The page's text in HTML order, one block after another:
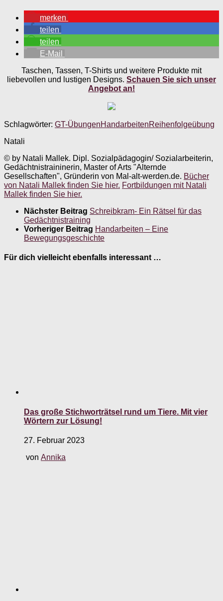
merken
teilen
teilen
E-Mail
Taschen, Tassen, T-Shirts und weitere Produkte mit
liebevollen und lustigen Designs. Schauen Sie sich unser
Angebot an!
Schlagwörter: GT-ÜbungenHandarbeitenReihenfolgeübung
Natali
© by Natali Mallek. Dipl. Sozialpädagogin/ Sozialarbeiterin,
Gedächtnistraininerin, Master of Arts "Alternde
Gesellschaften", Gründerin von Mal-alt-werden.de. Bücher
von Natali Mallek finden Sie hier. Fortbildungen mit Natali
Mallek finden Sie hier.
Nächster Beitrag Schreibkram- Ein Rätsel für das
Gedächtnistraining
Vorheriger Beitrag Handarbeiten – Eine
Bewegungsgeschichte
Für dich vielleicht ebenfalls interessant …
Das große Stichworträtsel rund um Tiere. Mit vier
Wörtern zur Lösung!
27. Februar 2023
von Annika